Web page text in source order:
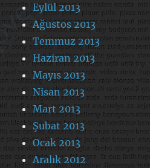
Eylül 2013
Ağustos 2013
Temmuz 2013
Haziran 2013
Mayıs 2013
Nisan 2013
Mart 2013
Şubat 2013
Ocak 2013
Aralık 2012